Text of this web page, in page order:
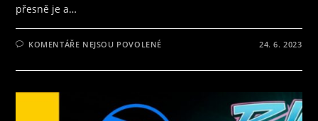
přesně je a…
KOMENTÁŘE NEJSOU POVOLENÉ
NÁZVEM
A
24. 6. 2023